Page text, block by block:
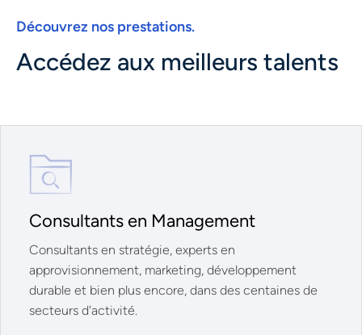
Découvrez nos prestations.
Accédez aux meilleurs talents
Consultants en Management
Consultants en stratégie, experts en
approvisionnement, marketing, développement
durable et bien plus encore, dans des centaines de
secteurs d'activité.